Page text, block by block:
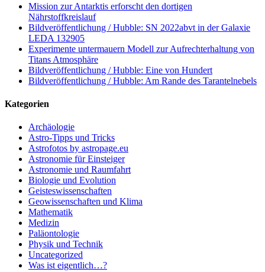
Mission zur Antarktis erforscht den dortigen
Nährstoffkreislauf
Bildveröffentlichung / Hubble: SN 2022abvt in der Galaxie
LEDA 132905
Experimente untermauern Modell zur Aufrechterhaltung von
Titans Atmosphäre
Bildveröffentlichung / Hubble: Eine von Hundert
Bildveröffentlichung / Hubble: Am Rande des Tarantelnebels
Kategorien
Archäologie
Astro-Tipps und Tricks
Astrofotos by astropage.eu
Astronomie für Einsteiger
Astronomie und Raumfahrt
Biologie und Evolution
Geisteswissenschaften
Geowissenschaften und Klima
Mathematik
Medizin
Paläontologie
Physik und Technik
Uncategorized
Was ist eigentlich…?